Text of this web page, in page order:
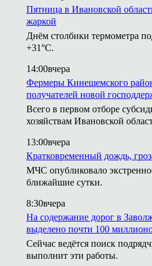
Пятница в Ивановской
жаркой
Днём столбики термометра
+31°С.
14:00вчера
Фермеры Кинешемского
получателей новой
Всего в первом отборе
хозяйствам Ивановской
13:00вчера
Кратковременный дождь,
МЧС опубликовало
ближайшие сутки.
8:30вчера
На содержание дорог в
выделено почти 100
Сейчас ведётся поиск
выполнит эти работы.